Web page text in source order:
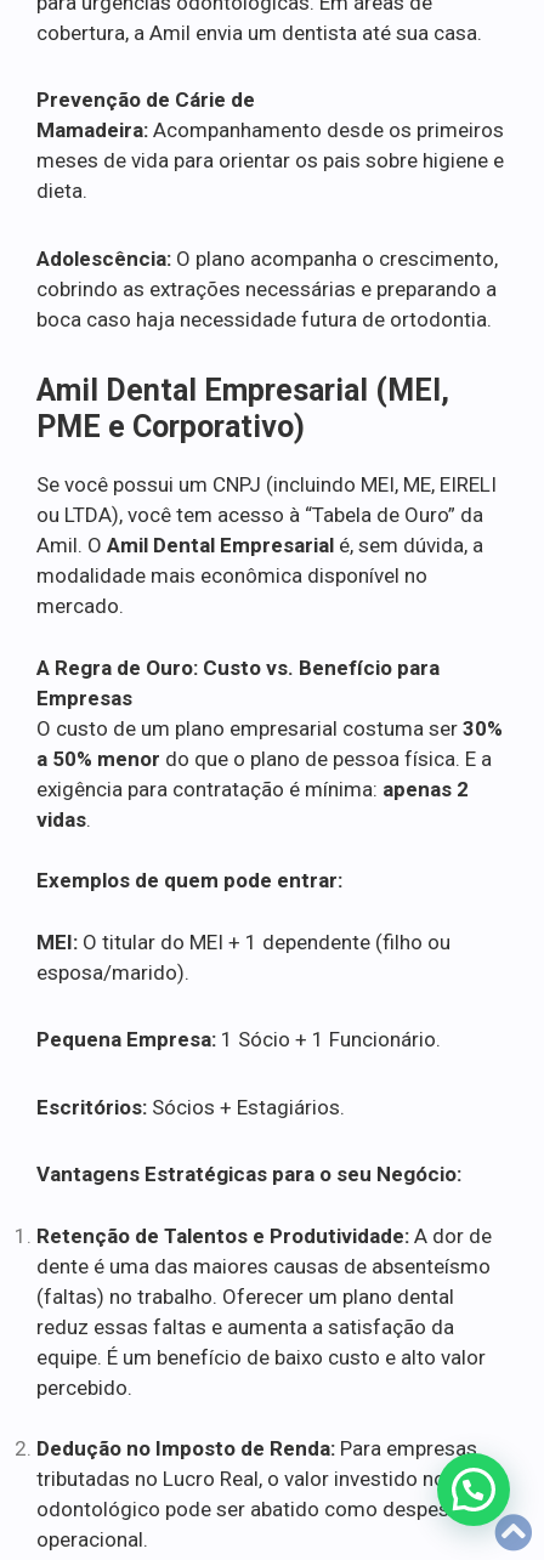
cobertura, a Amil envia um dentista até sua casa.
Prevenção de Cárie de
Mamadeira: Acompanhamento desde os primeiros
meses de vida para orientar os pais sobre higiene e
dieta.
Adolescência: O plano acompanha o crescimento,
cobrindo as extrações necessárias e preparando a
boca caso haja necessidade futura de ortodontia.
Amil Dental Empresarial (MEI,
PME e Corporativo)
Se você possui um CNPJ (incluindo MEI, ME, EIRELI
ou LTDA), você tem acesso à “Tabela de Ouro” da
Amil. O Amil Dental Empresarial é, sem dúvida, a
modalidade mais econômica disponível no
mercado.
A Regra de Ouro: Custo vs. Benefício para
Empresas
O custo de um plano empresarial costuma ser 30%
a 50% menor do que o plano de pessoa física. E a
exigência para contratação é mínima: apenas 2
vidas.
Exemplos de quem pode entrar:
MEI: O titular do MEI + 1 dependente (filho ou
esposa/marido).
Pequena Empresa: 1 Sócio + 1 Funcionário.
Escritórios: Sócios + Estagiários.
Vantagens Estratégicas para o seu Negócio:
Retenção de Talentos e Produtividade: A dor de
dente é uma das maiores causas de absenteísmo
(faltas) no trabalho. Oferecer um plano dental
reduz essas faltas e aumenta a satisfação da
equipe. É um benefício de baixo custo e alto valor
percebido.
Dedução no Imposto de Renda: Para empresas
tributadas no Lucro Real, o valor investido no plano
odontológico pode ser abatido como despesa
operacional.